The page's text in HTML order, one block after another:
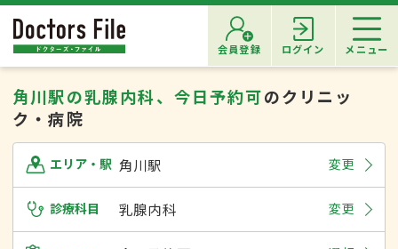
会員登録 ログイン メニュー
角川駅の乳腺内科、今日予約可のクリニッ
ク・病院
エリア・駅 角川駅 変更
診療科目 乳腺内科 変更